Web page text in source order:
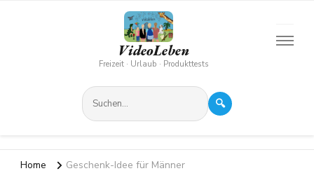
VideoLeben
Freizeit · Urlaub · Produkttests
🔍
Home Geschenk-Idee für Männer